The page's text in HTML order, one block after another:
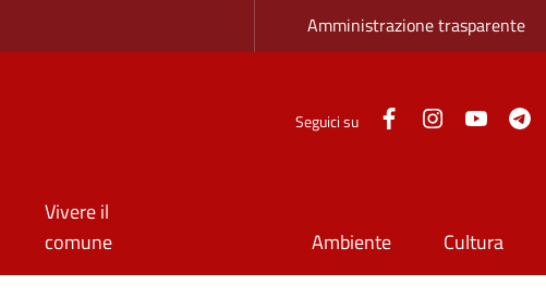
Zona
Amministrazione trasparente
Seguici su FacebookInstagram
Vivere il
comune
Ambiente Cultura